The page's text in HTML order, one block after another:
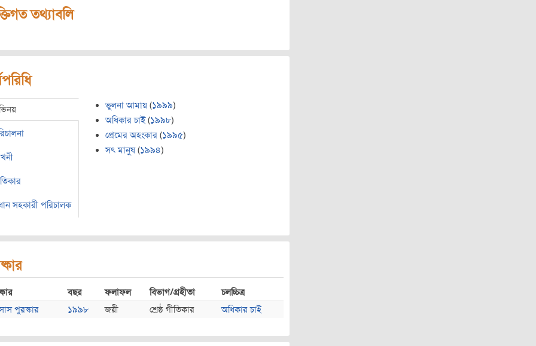
তথ্যাবলি
সহকারী পরিচালক
ভুলনা আমায় (১৯৯৯)
অধিকার চাই(১৯৯৮)
প্রেমের অহংকার (১৯৯৫)
সৎ মানুষ(১৯৯৪)
বছর ফলাফল বিভাগ/গ্রহীতা
চলচ্চিত্র
পুরস্কার
১৯৯৮ জয়ী শ্রেষ্ঠ গীতিকার অধিকার চাই